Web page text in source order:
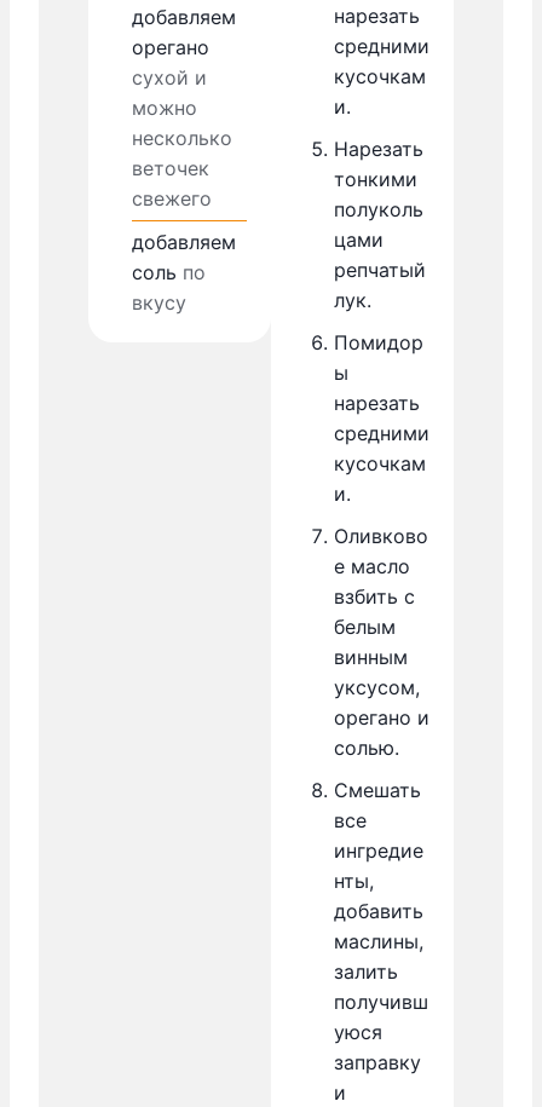
добавляем
орегано
сухой и
можно
несколько
веточек
свежего
добавляем
соль по
вкусу
нарезать
средними
кусочкам
и.
Нарезать
тонкими
полуколь
цами
репчатый
лук.
Помидор
ы
нарезать
средними
кусочкам
и.
Оливково
е масло
взбить с
белым
винным
уксусом,
орегано и
солью.
Смешать
все
ингредие
нты,
добавить
маслины,
залить
получивш
уюся
заправку
и